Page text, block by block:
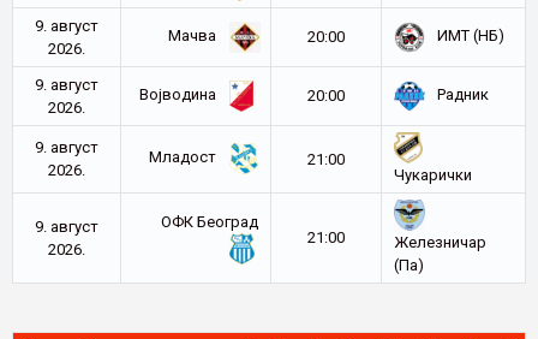
9. август
2026.
Мачва 20:00 ИМТ (НБ)
9. август
2026.
Војводина 20:00 Радник
9. август
2026.
Младост
21:00
Чукарички
9. август
2026.
ОФК Београд
21:00
Железничар
(Па)